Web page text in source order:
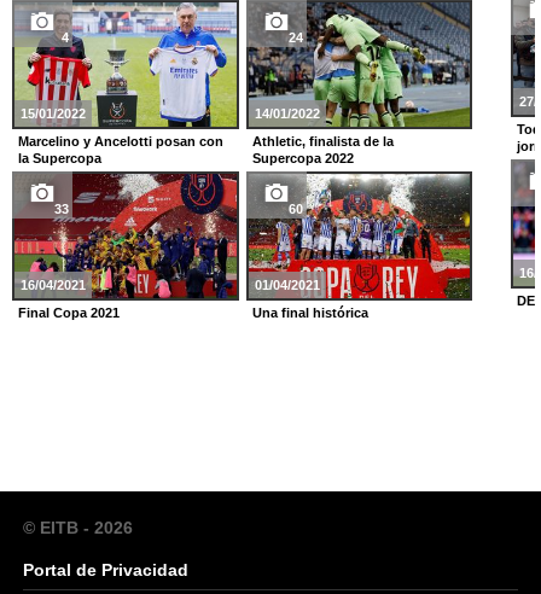
4
15/01/2022
Marcelino y Ancelotti posan con
la Supercopa
24
14/01/2022
Athletic, finalista de la
Supercopa 2022
33
16/04/2021
Final Copa 2021
60
01/04/2021
Una final histórica
27/
16/
© EITB - 2026
Portal de Privacidad